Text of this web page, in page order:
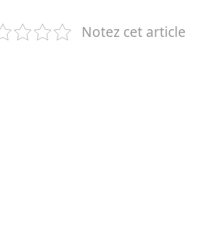
Notez cet article